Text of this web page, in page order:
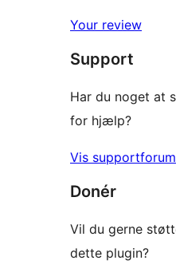
anmeldelser
stjernet
anmeldelser
Your review
Support
Har du noget at
for hjælp?
Vis supportforum
Donér
Vil du gerne
dette plugin?